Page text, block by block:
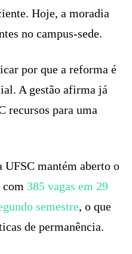
Hoje, a moradia
no campus-sede.
por que a reforma é
A gestão afirma já
recursos para uma
mantém aberto o
385 vagas em 29
semestre, o que
de permanência.